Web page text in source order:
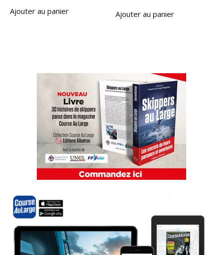
Ajouter au panier Ajouter au panier